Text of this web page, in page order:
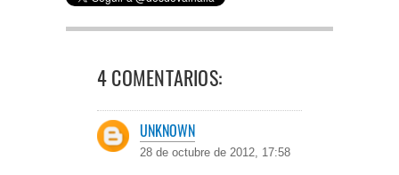
4 COMENTARIOS:
UNKNOWN
28 de octubre de 2012, 17:58